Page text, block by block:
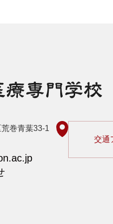
巻青葉33-1
交通